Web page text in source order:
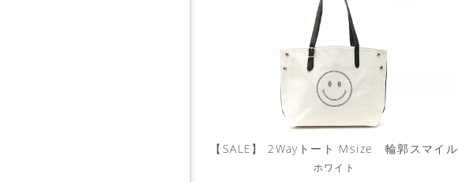
【SALE】 2Wayトート Msize 輪郭スマイル
ホワイト